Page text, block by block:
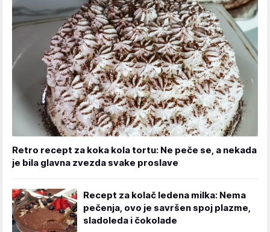
Retro recept za koka kola tortu: Ne peče se, a nekada
je bila glavna zvezda svake proslave
Recept za kolač ledena milka: Nema
pečenja, ovo je savršen spoj plazme,
sladoleda i čokolade